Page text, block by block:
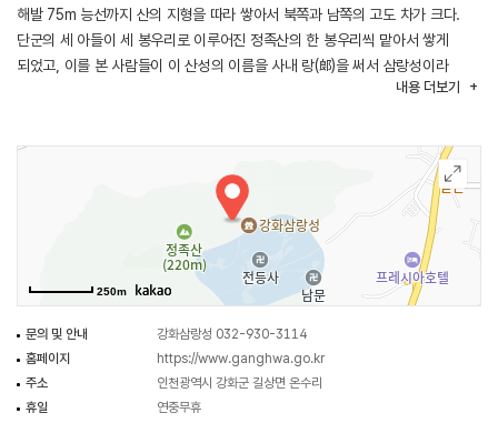
해발 75m 능선까지 산의 지형을 따라 쌓아서 북쪽과 남쪽의 고도 차가 크다.
단군의 세 아들이 세 봉우리로 이루어진 정족산의 한 봉우리씩 맡아서 쌓게
되었고, 이를 본 사람들이 이 산성의 이름을 사내 랑(郞)을 써서 삼랑성이라
불렀으며, 강화도 남쪽 해발 222m의 정족산에 있어 정족산성으로도 불린다.
명확하지 않지만 거친 자연 활석을 이용한 삼국시대 축성기법을 사용한 것으로
보아 시기를 추정할 뿐이다. 1739년(영조 15)에 중수하면서 남문에 문루를
건립하고 종해루라 하였고, 1764년(영조 40)에 다시 성을 중수했다. 1866년
(고종 3) 병인양요 때 양헌수 부대가 프랑스군을 물리친 승전지이다. 삼랑성
안에는 우리나라에서 가장 오래된 사찰이자 강화에서 제일 큰 절인 전등사가
내용 더보기
250m
문의 및 안내
강화삼랑성 032-930-3114
홈페이지
https://www.ganghwa.go.kr
주소
인천광역시 강화군 길상면 온수리
휴일
연중무휴